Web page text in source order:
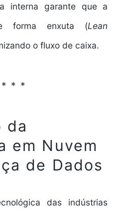
interna garante que a
forma enxuta (Lean
o fluxo de caixa.
da
em Nuvem
de Dados
das indústrias